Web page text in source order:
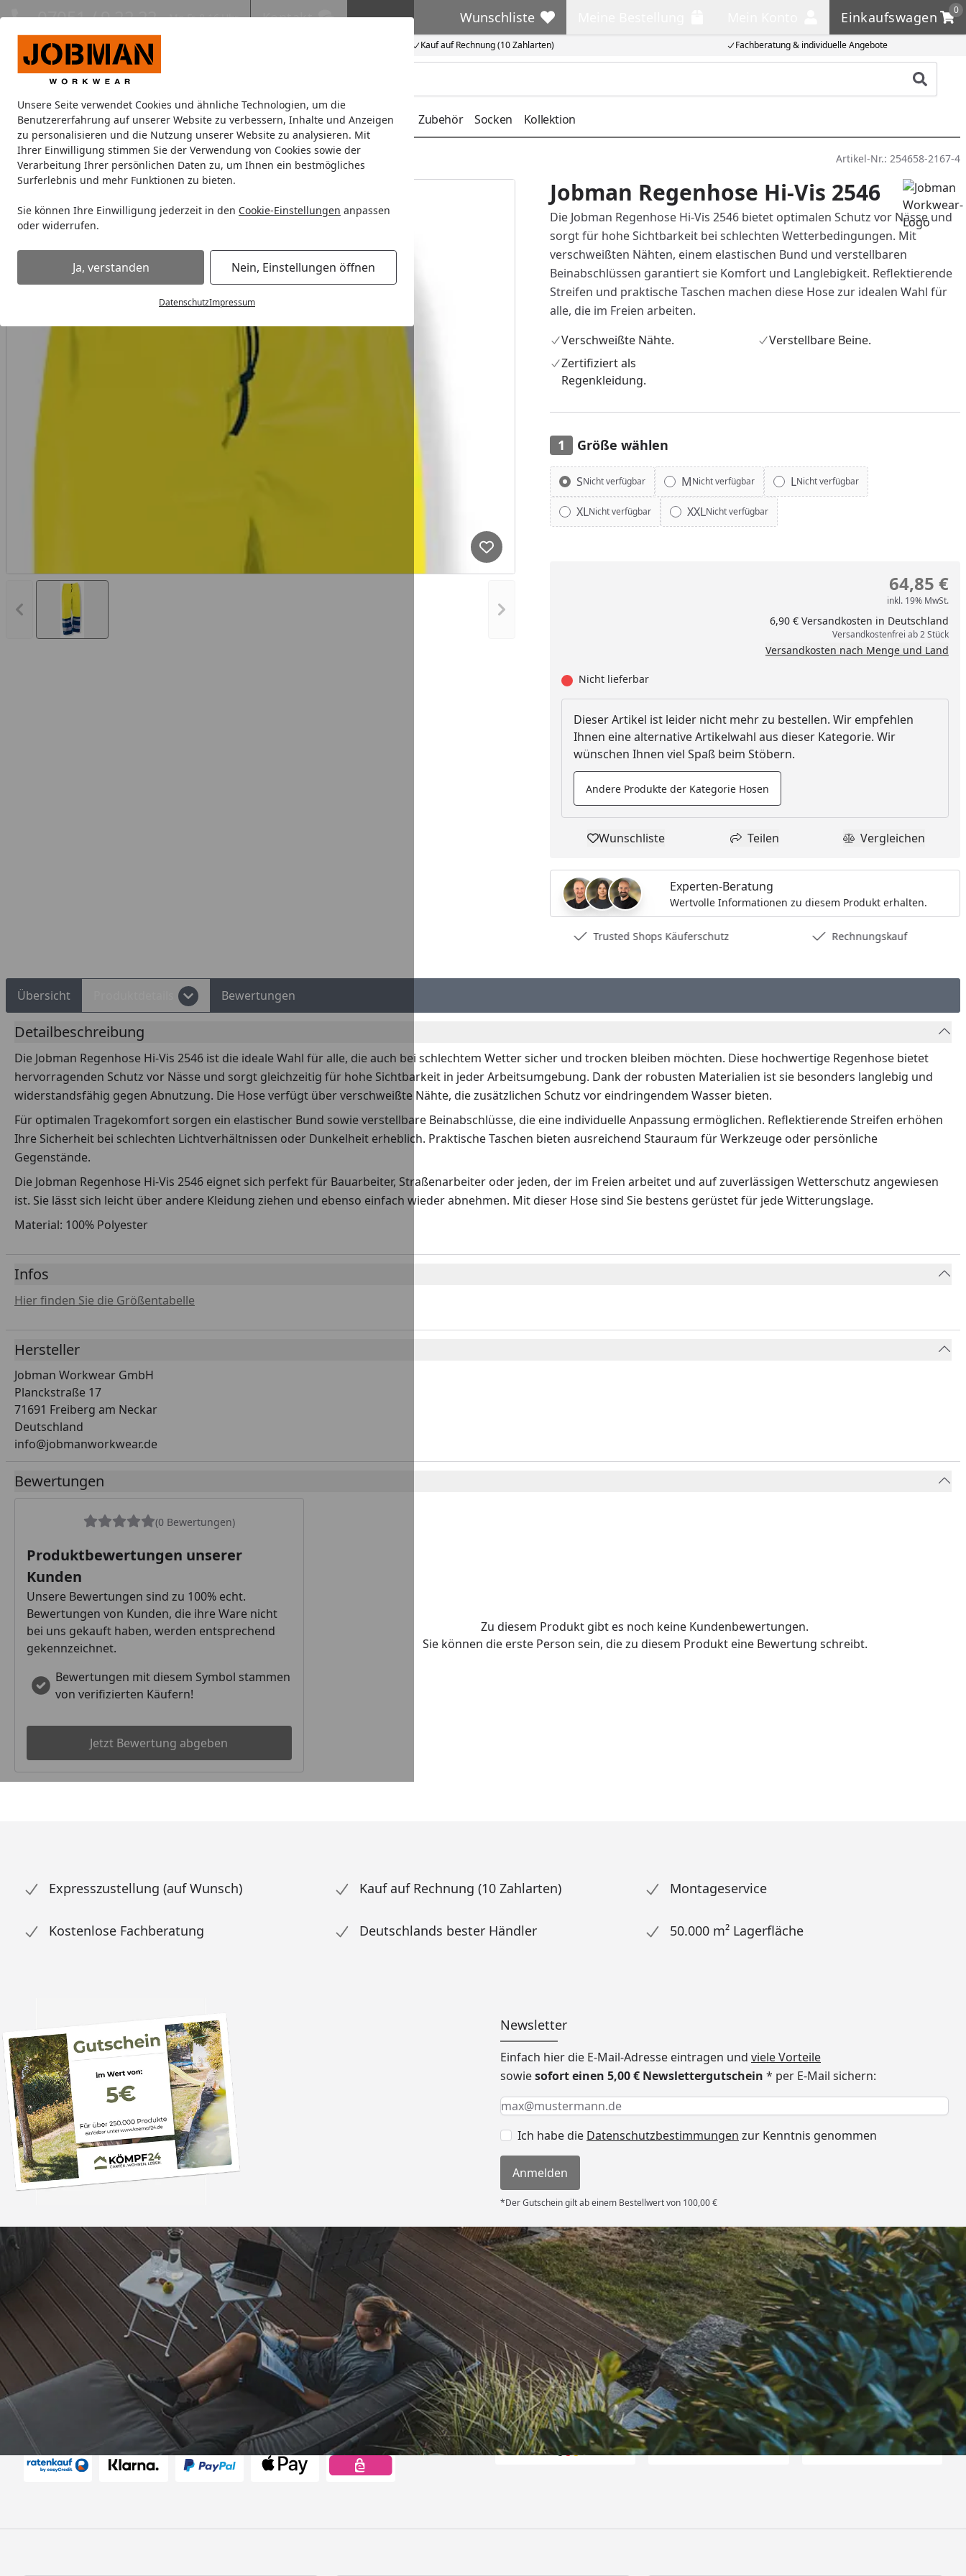
Unsere Seite verwendet Cookies und ähnliche Technologien, um die
Benutzererfahrung auf unserer Website zu verbessern, Inhalte und Anzeigen
zu personalisieren und die Nutzung unserer Website zu analysieren. Mit
Ihrer Einwilligung stimmen Sie der Verwendung von Cookies sowie der
Verarbeitung Ihrer persönlichen Daten zu, um Ihnen ein bestmögliches
Surferlebnis und mehr Funktionen zu bieten.
Sie können Ihre Einwilligung jederzeit in den Cookie-Einstellungen anpassen
oder widerrufen.
Ja, verstanden Nein, Einstellungen öffnen
DatenschutzImpressum
Eigene Montage-Teams Kauf auf Rechnung (10 Zahlarten) Fachberatung & individuelle Angebote
07051 / 9 22 22 Mo-Fr. 8-16 Uhr Kontakt Wunschliste
Wunschliste Einkaufswagen
0
Einkaufswagen
Produkt
Jacken Hosen Oberbekleidung Unterwäsche Kopfbedeckung Gürtel Zubehör Socken Kollektion
Startseite
Hosen Jobman Regenhose Hi-Vis 2546 Artikel-Nr.: 254658-2167-4
Vorheriges Bild anzeigen Nächstes Bild anzeigen
Produkt zur Wunschliste hinzufügen
Jobman Regenhose Hi-Vis 2546
Die Jobman Regenhose Hi-Vis 2546 bietet optimalen Schutz vor Nässe und
sorgt für hohe Sichtbarkeit bei schlechten Wetterbedingungen. Mit
verschweißten Nähten, einem elastischen Bund und verstellbaren
Beinabschlüssen garantiert sie Komfort und Langlebigkeit. Reflektierende
Streifen und praktische Taschen machen diese Hose zur idealen Wahl für
alle, die im Freien arbeiten.
Verschweißte Nähte.
Verstellbare Beine.
Zertifiziert als
Regenkleidung.
Größe wählen
Alle anzeigen (5)
SNicht verfügbar MNicht verfügbar LNicht verfügbar
XLNicht verfügbar XXLNicht verfügbar
64,85 €
inkl. 19% MwSt.
6,90 € Versandkosten in Deutschland
Versandkostenfrei ab 2 Stück
Versandkosten nach Menge und Land
Nicht lieferbar
Dieser Artikel ist leider nicht mehr zu bestellen. Wir empfehlen
Ihnen eine alternative Artikelwahl aus dieser Kategorie. Wir
wünschen Ihnen viel Spaß beim Stöbern.
Andere Produkte der Kategorie Hosen
Produkt zur Wunschliste hinzufügen
Wunschliste Teilen
Teilen Produkt
Vergleichen
Experten-Beratung
Wertvolle Informationen zu diesem Produkt erhalten.
Trusted Shops Käuferschutz Rechnungskauf
Übersicht Bewertungen
Detailbeschreibung
Die Jobman Regenhose Hi-Vis 2546 ist die ideale Wahl für alle, die auch bei schlechtem Wetter sicher und trocken bleiben möchten. Diese hochwertige Regenhose bietet
hervorragenden Schutz vor Nässe und sorgt gleichzeitig für hohe Sichtbarkeit in jeder Arbeitsumgebung. Dank der robusten Materialien ist sie besonders langlebig und
widerstandsfähig gegen Abnutzung. Die Hose verfügt über verschweißte Nähte, die zusätzlichen Schutz vor eindringendem Wasser bieten.
Für optimalen Tragekomfort sorgen ein elastischer Bund sowie verstellbare Beinabschlüsse, die eine individuelle Anpassung ermöglichen. Reflektierende Streifen erhöhen
Ihre Sicherheit bei schlechten Lichtverhältnissen oder Dunkelheit erheblich. Praktische Taschen bieten ausreichend Stauraum für Werkzeuge oder persönliche
Gegenstände.
Die Jobman Regenhose Hi-Vis 2546 eignet sich perfekt für Bauarbeiter, Straßenarbeiter oder jeden, der im Freien arbeitet und auf zuverlässigen Wetterschutz angewiesen
ist. Sie lässt sich leicht über andere Kleidung ziehen und ebenso einfach wieder abnehmen. Mit dieser Hose sind Sie bestens gerüstet für jede Witterungslage.
Material: 100% Polyester
Infos
Hier finden Sie die Größentabelle
Hersteller
Jobman Workwear GmbH
Planckstraße 17
71691 Freiberg am Neckar
Deutschland
info@jobmanworkwear.de
Bewertungen
(0 Bewertungen)
Produktbewertungen unserer
Kunden
Unsere Bewertungen sind zu 100% echt.
Bewertungen von Kunden, die ihre Ware nicht
bei uns gekauft haben, werden entsprechend
gekennzeichnet.
Bewertungen mit diesem Symbol stammen
von verifizierten Käufern!
Jetzt Bewertung abgeben
Zu diesem Produkt gibt es noch keine Kundenbewertungen.
Sie können die erste Person sein, die zu diesem Produkt eine Bewertung schreibt.
Expresszustellung (auf Wunsch) Kauf auf Rechnung (10 Zahlarten) Montageservice
Kostenlose Fachberatung Deutschlands bester Händler 50.000 m² Lagerfläche
Newsletter
Einfach hier die E-Mail-Adresse eintragen und viele Vorteile
sowiesofort einen 5,00 € Newslettergutschein * per E-Mail sichern:
Keine Eingabe erforderlich
Eingabe erforderlich
E-Mail *
Ich habe die Datenschutzbestimmungen zur Kenntnis genommen
Anmelden
*Der Gutschein gilt ab einem Bestellwert von 100,00 €
Versand Auszeichnungen
Akzeptierte Zahlungsarten Offizieller Partner des Deutschen Handballbundes